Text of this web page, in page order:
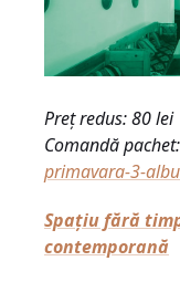
Preț redus: 80 lei
Comandă pachet:
primavara-3-
Spaţiu fără
contemporană